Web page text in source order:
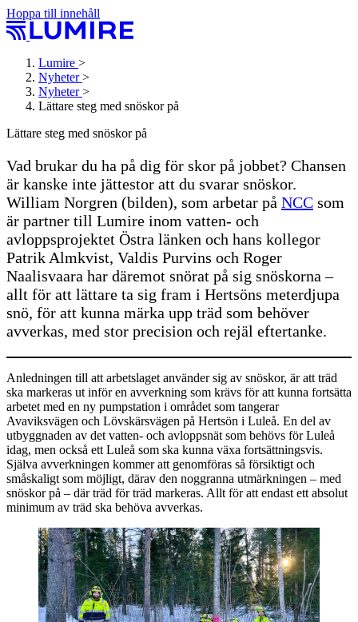
Hoppa till innehåll
Lumire >
Nyheter >
Nyheter >
Lättare steg med snöskor på
Lättare steg med snöskor på
Vad brukar du ha på dig för skor på jobbet? Chansen
är kanske inte jättestor att du svarar snöskor.
William Norgren (bilden), som arbetar på NCC som
är partner till Lumire inom vatten- och
avloppsprojektet Östra länken och hans kollegor
Patrik Almkvist, Valdis Purvins och Roger
Naalisvaara har däremot snörat på sig snöskorna –
allt för att lättare ta sig fram i Hertsöns meterdjupa
snö, för att kunna märka upp träd som behöver
avverkas, med stor precision och rejäl eftertanke.
Anledningen till att arbetslaget använder sig av snöskor, är att träd
ska markeras ut inför en avverkning som krävs för att kunna fortsätta
arbetet med en ny pumpstation i området som tangerar
Avaviksvägen och Lövskärsvägen på Hertsön i Luleå. En del av
utbyggnaden av det vatten- och avloppsnät som behövs för Luleå
idag, men också ett Luleå som ska kunna växa fortsättningsvis.
Själva avverkningen kommer att genomföras så försiktigt och
småskaligt som möjligt, därav den noggranna utmärkningen – med
snöskor på – där träd för träd markeras. Allt för att endast ett absolut
minimum av träd ska behöva avverkas.